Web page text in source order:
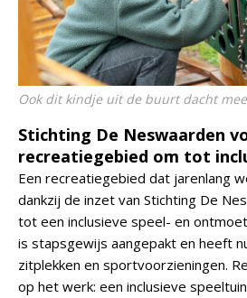
Ook dit kindje uit de buurt dacht
Stichting De Neswaarden
recreatiegebied om tot
Een recreatiegebied dat jarenlang
dankzij de inzet van Stichting De
tot een inclusieve speel- en
is stapsgewijs aangepakt en heeft
zitplekken en sportvoorzieningen.
op het werk: een inclusieve